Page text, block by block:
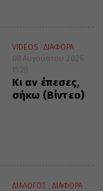
VIDEOS
ΔΙΑΦΟΡΑ
08 Αυγούστου 2026
15:28
Κι αν έπεσες,
σήκω (Βίντεο)
ΔΙΑΛΟΓΟΣ
ΔΙΑΦΟΡΑ